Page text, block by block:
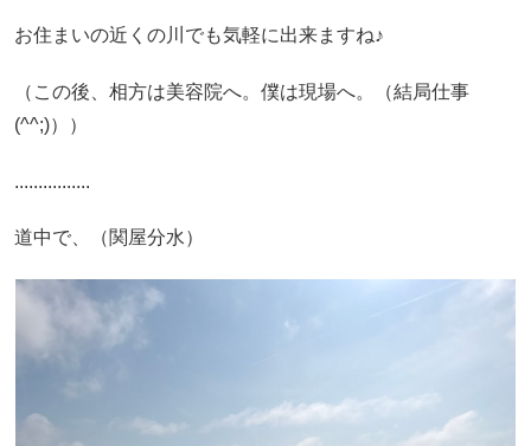
お住まいの近くの川でも気軽に出来ますね♪
（この後、相方は美容院へ。僕は現場へ。（結局仕事
(^^;)））
................
道中で、（関屋分水）